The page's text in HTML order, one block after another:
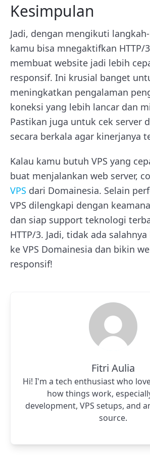
Kesimpulan
Jadi, dengan mengikuti
kamu bisa mnegaktifkan HTTP/
membuat website jadi lebih
responsif. Ini krusial banget
meningkatkan pengalaman
koneksi yang lebih lancar dan
Pastikan juga untuk cek server
secara berkala agar kinerjanya
Kalau kamu butuh VPS yang
buat menjalankan web server,
VPS dari Domainesia. Selain
VPS dilengkapi dengan
dan siap support teknologi
HTTP/3. Jadi, tidak ada
ke VPS Domainesia dan bikin
responsif!
Fitri Aulia
Hi! I'm a tech enthusiast who
how things work,
development, VPS setups, and
source.